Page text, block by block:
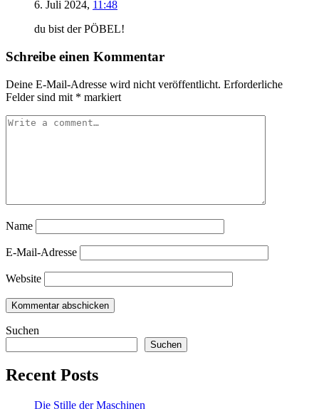
6. Juli 2024, 11:48
du bist der PÖBEL!
Schreibe einen Kommentar
Deine E-Mail-Adresse wird nicht veröffentlicht. Erforderliche
Felder sind mit * markiert
Name
E-Mail-Adresse
Website
Suchen
Suchen
Recent Posts
Die Stille der Maschinen